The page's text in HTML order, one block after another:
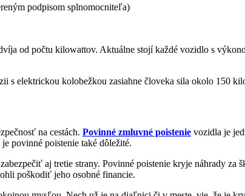
podpisom splnomocniteľa)
od počtu kilowattov. Aktuálne stojí každé vozidlo s
elektrickou kolobežkou zasiahne človeka sila okolo 150
na cestách. Povinné zmluvné poistenie vozidla je
povinné poistenie také dôležité.
aj tretie strany. Povinné poistenie kryje náhrady
poškodiť jeho osobné financie.